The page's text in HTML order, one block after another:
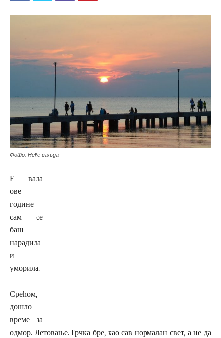
Фото: Неће ваљда
Е вала
ове
године
сам се
баш
нарадила
и
уморила.
Срећом,
дошло
време за
одмор. Летовање. Грчка бре, као сав нормалан свет, а не да